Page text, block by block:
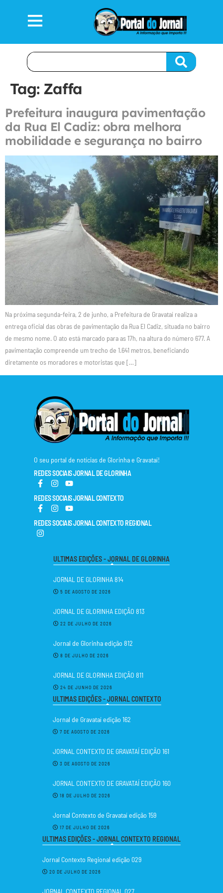
Tag: Zaffa
Prefeitura inaugura pavimentação
da Rua El Cadiz: obra melhora
mobilidade e segurança no bairro
Na próxima segunda-feira, 2 de junho, a Prefeitura de Gravataí realiza a
entrega oficial das obras de pavimentação da Rua El Cadiz, situada no bairro
de mesmo nome. O ato está marcado para as 17h, na altura do número 677. A
pavimentação compreende um trecho de 1.641 metros, beneficiando
diretamente os moradores e motoristas que […]
O seu portal de notícias de Glorinha e Gravataí!
REDES SOCIAIS JORNAL DE GLORINHA
REDES SOCIAIS JORNAL CONTEXTO
REDES SOCIAIS JORNAL CONTEXTO REGIONAL
ULTIMAS EDIÇÕES - JORNAL DE GLORINHA
JORNAL DE GLORINHA 814
5 DE AGOSTO DE 2026
JORNAL DE GLORINHA EDIÇÃO 813
22 DE JULHO DE 2026
Jornal de Glorinha edição 812
8 DE JULHO DE 2026
JORNAL DE GLORINHA EDIÇÃO 811
24 DE JUNHO DE 2026
ULTIMAS EDIÇÕES - JORNAL CONTEXTO
Jornal de Gravataí edição 162
7 DE AGOSTO DE 2026
JORNAL CONTEXTO DE GRAVATAÍ EDIÇÃO 161
3 DE AGOSTO DE 2026
JORNAL CONTEXTO DE GRAVATAÍ EDIÇÃO 160
18 DE JULHO DE 2026
Jornal Contexto de Gravataí edição 159
17 DE JULHO DE 2026
ULTIMAS EDIÇÕES - JORNAL CONTEXTO REGIONAL
Jornal Contexto Regional edição 029
20 DE JULHO DE 2026
JORNAL CONTEXTO REGIONAL 027